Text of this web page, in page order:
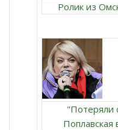
Ролик из
"Потеряли